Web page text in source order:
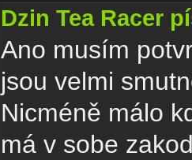
Dzin Tea Racer
Ano musím
jsou velmi
Nicméně málo
má v sobe